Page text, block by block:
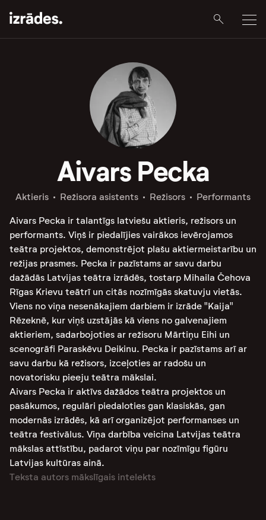
Aivars Pecka
Aktieris Režisora asistents Režisors Performants
Aivars Pecka ir talantīgs latviešu aktieris, režisors un
performants. Viņš ir piedalījies vairākos ievērojamos
teātra projektos, demonstrējot plašu aktiermeistarību un
režijas prasmes. Pecka ir pazīstams ar savu darbu
dažādās Latvijas teātra izrādēs, tostarp Mihaila Čehova
Rīgas Krievu teātrī un citās nozīmīgās skatuvju vietās.
Viens no viņa nesenākajiem darbiem ir izrāde "Kaija"
Rēzeknē, kur viņš uzstājās kā viens no galvenajiem
aktieriem, sadarbojoties ar režisoru Mārtiņu Eihi un
scenogrāfi Paraskēvu Deikinu. Pecka ir pazīstams arī ar
savu darbu kā režisors, izceļoties ar radošu un
novatorisku pieeju teātra mākslai.
Aivars Pecka ir aktīvs dažādos teātra projektos un
pasākumos, regulāri piedaloties gan klasiskās, gan
modernās izrādēs, kā arī organizējot performanses un
teātra festivālus​. Viņa darbība veicina Latvijas teātra
mākslas attīstību, padarot viņu par nozīmīgu figūru
Latvijas kultūras ainā.
Teksta autors mākslīgais intelekts